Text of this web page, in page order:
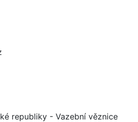
republiky - Vazební věznice